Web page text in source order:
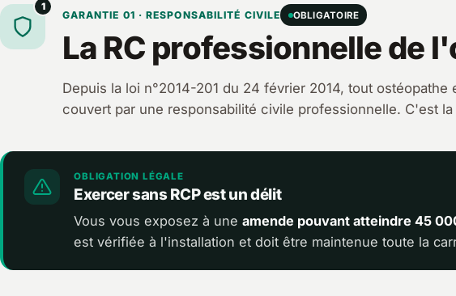
1
GARANTIE 01 · RESPONSABILITÉ CIVILE OBLIGATOIRE
La RC professionnelle de
Depuis la loi n°2014-201 du 24 février 2014, tout ostéopathe
couvert par une responsabilité civile professionnelle. C'est
OBLIGATION LÉGALE
Exercer sans RCP est un délit
Vous vous exposez à uneamende pouvant atteindre 45
est vérifiée à l'installation et doit être maintenue toute la